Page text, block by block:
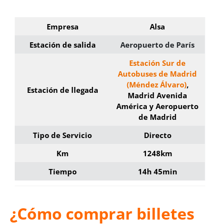
Empresa
Alsa
Estación de salida
Aeropuerto de París
Estación de llegada
Estación Sur de
Autobuses de Madrid
(Méndez Álvaro),
Madrid Avenida
América y Aeropuerto
de Madrid
Tipo de Servicio
Directo
Km
1248km
Tiempo
14h 45min
¿Cómo comprar billetes